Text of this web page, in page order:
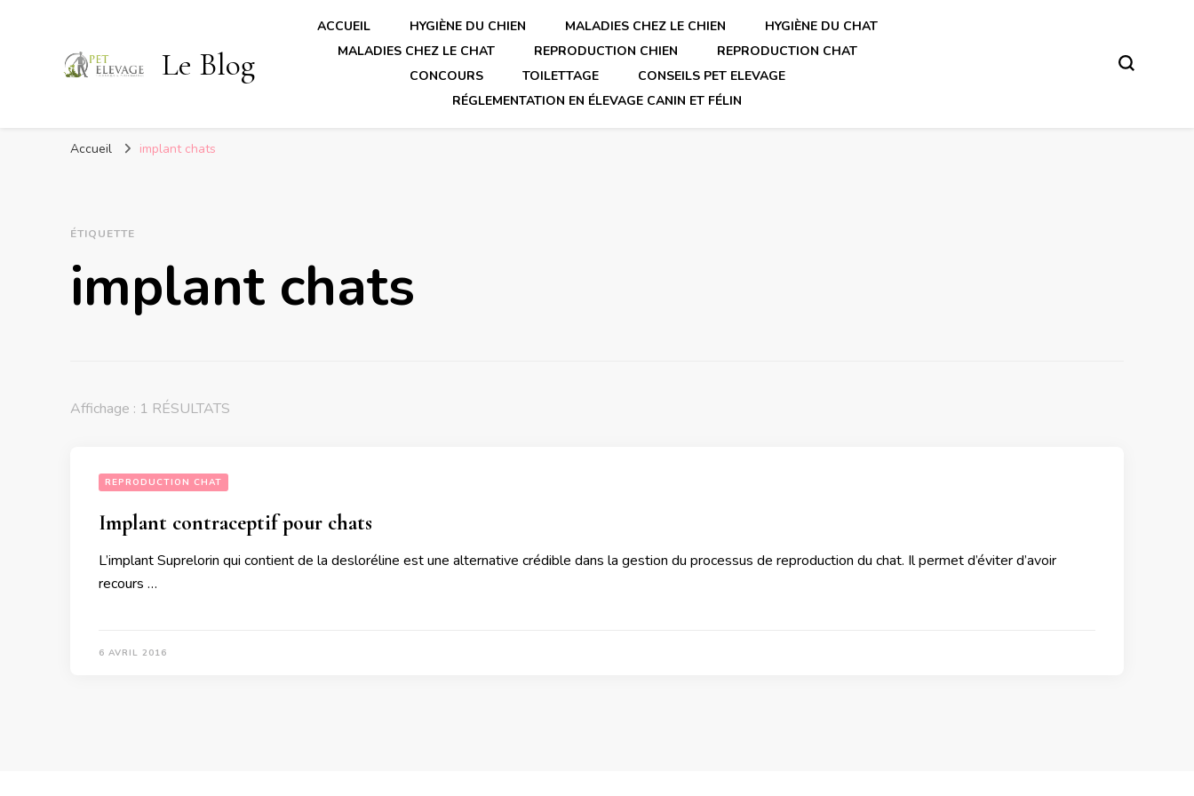
Le Blog
ACCUEIL HYGIÈNE DU CHIEN MALADIES CHEZ LE CHIEN
HYGIÈNE DU CHAT
MALADIES CHEZ LE CHAT
REPRODUCTION CHIEN
REPRODUCTION CHAT
CONCOURS
TOILETTAGE
CONSEILS PET ELEVAGE
RÉGLEMENTATION EN ÉLEVAGE CANIN ET FÉLIN
Accueil implant chats
ÉTIQUETTE
implant chats
Affichage : 1 RÉSULTATS
REPRODUCTION CHAT
Implant contraceptif pour chats
L’implant Suprelorin qui contient de la desloréline est une alternative crédible dans la gestion du processus de reproduction du chat. Il permet d’éviter d’avoir
recours …
6 AVRIL 2016